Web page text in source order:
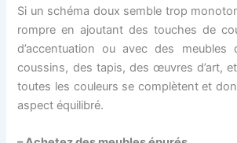
Si un schéma doux semble trop
rompre en ajoutant des touches de
d’accentuation ou avec des meubles
coussins, des tapis, des œuvres d’art,
toutes les couleurs se complètent et
aspect équilibré.